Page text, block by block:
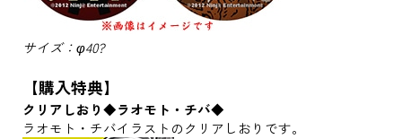
サイズ：φ40?
【購入特典】
クリアしおり◆ラオモト・チバ◆
ラオモト・チバイラストのクリアしおりです。